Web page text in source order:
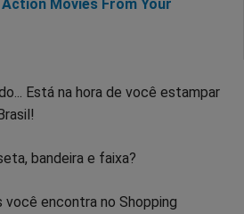
Está na hora de você estampar
bandeira e faixa?
você encontra no Shopping